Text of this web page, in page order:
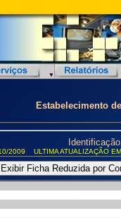
Estabelecimento
Identificação
2009 ULTIMA ATUALIZAÇÃO